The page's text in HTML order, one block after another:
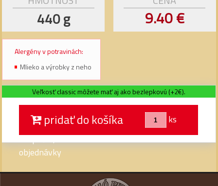
9.40 €
440 g
Alergény v potravinách:
Mlieko a výrobky z neho
Veľkosť classic môžete mať aj ako bezlepkovú (+2€).
pridať do košíka
ks
Prepáčte, momentálne len telefonické
objednávky